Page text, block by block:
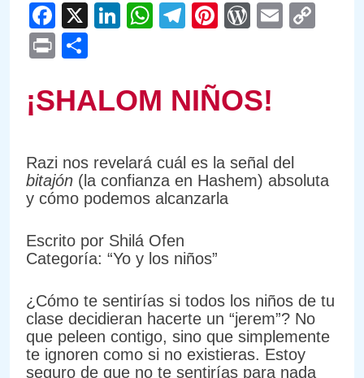
Facebook
X LinkedIn
WhatsApp
Telegram
PinterestEmail
Print
¡SHALOM NIÑOS!
Razi nos revelará cuál es la señal del
bitajón (la confianza en Hashem) absoluta
y cómo podemos alcanzarla
Escrito por Shilá Ofen
Categoría: “Yo y los niños”
¿Cómo te sentirías si todos los niños de tu
clase decidieran hacerte un “jerem”? No
que peleen contigo, sino que simplemente
te ignoren como si no existieras. Estoy
seguro de que no te sentirías para nada